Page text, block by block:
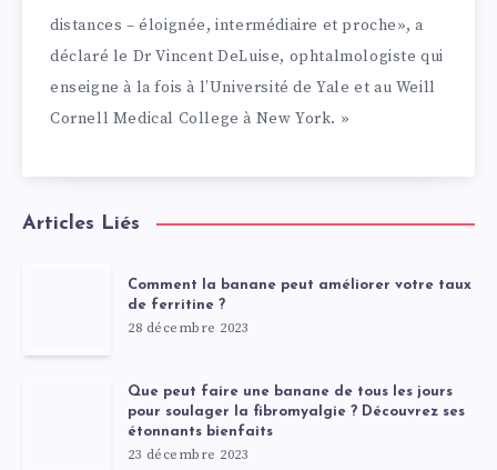
distances – éloignée, intermédiaire et proche», a
déclaré le Dr Vincent DeLuise, ophtalmologiste qui
enseigne à la fois à l’Université de Yale et au Weill
Cornell Medical College à New York. »
Articles Liés
Comment la banane peut améliorer votre taux
de ferritine ?
28 décembre 2023
Que peut faire une banane de tous les jours
pour soulager la fibromyalgie ? Découvrez ses
étonnants bienfaits
23 décembre 2023